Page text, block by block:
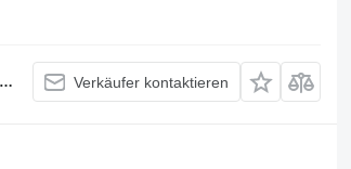
Verkäufer kontaktieren